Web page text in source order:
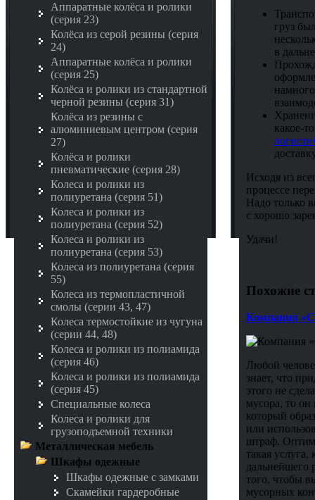
Аппаратные колёса и ролики
(серия 23)
Колёса из серой резины (серия
24)
Аппаратные колёса и ролики
(серия 25)
Колёса и ролики из стандартной
черной резины (серия 31)
Колёса из резины с
алюминиевым центром (серия
27)
Колёса и ролики
пневматические (серия 28)
Колеса и ролики из
полиуретана (серия 51)
Колеса и ролики из
полиуретана (серия 52)
Колеса и ролики из
полиуретана (серия 53)
Колеса из полиуретана (серия
55)
Колеса из термопластичной
смолы (серии 43, 47)
Колеса термостойкие из чугуна
(серии 44, 48)
Колеса и ролики из полиамида
(серия 46)
Колеса и ролики из полиамида
(серия 45)
Специальные колеса
Колеса и ролики для
грузоподъемной техники
Металлическая мебель
Шкафы одежные
Шкафы одежные с замками
Скамейки гардеробные
груз
в
какое-
Исходя из
процессе
Надо только
с хорошо
Удачи!
Похожие
Компания
Любой
знает, что
этого не
мусора, то
который
или
штраф.
такая
того, чтобы
мусорных